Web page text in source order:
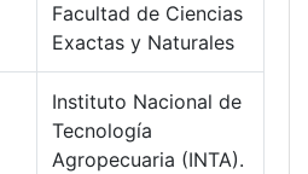
Facultad de Ciencias
Exactas y Naturales
Instituto Nacional de
Tecnología
Agropecuaria (INTA).